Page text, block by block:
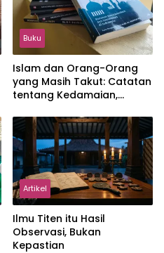
Buku
Islam dan Orang-Orang
yang Masih Takut: Catatan
tentang Kedamaian,
dalam Pemikiran Masykuri
Abdillah
Artikel
Ilmu Titen itu Hasil
Observasi, Bukan
Kepastian